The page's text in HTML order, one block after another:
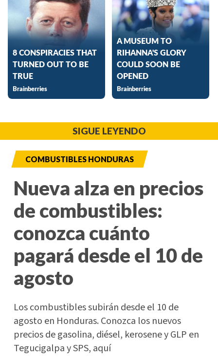
SIGUE LEYENDO
COMBUSTIBLES HONDURAS
Nueva alza en precios
de combustibles:
conozca cuánto
pagará desde el 10 de
agosto
Los combustibles subirán desde el 10 de
agosto en Honduras. Conozca los nuevos
precios de gasolina, diésel, kerosene y GLP en
Tegucigalpa y SPS, aquí